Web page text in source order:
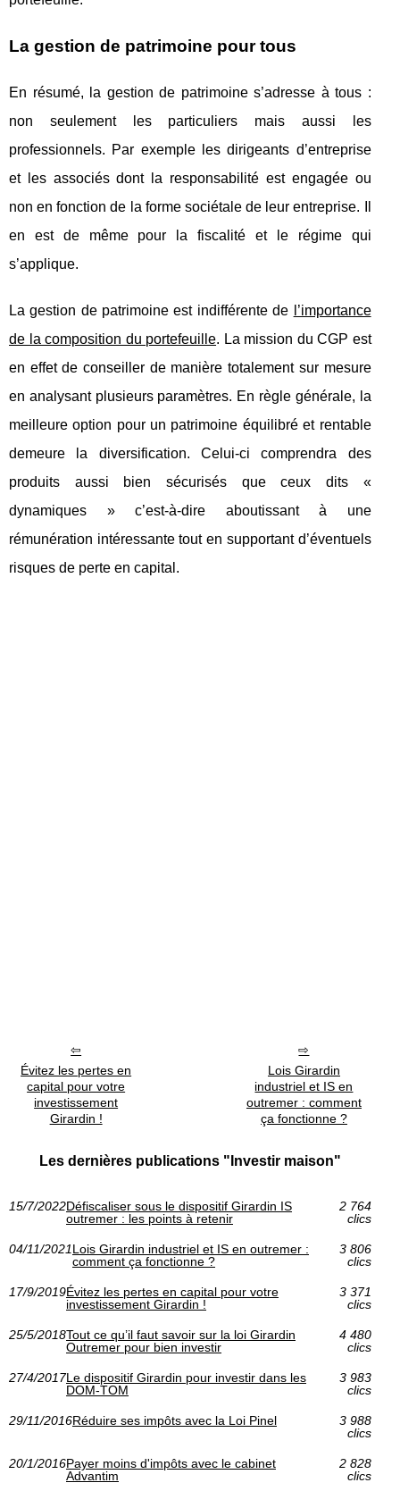
La gestion de patrimoine pour tous
En résumé, la gestion de patrimoine s’adresse à tous :
non seulement les particuliers mais aussi les
professionnels. Par exemple les dirigeants d’entreprise
et les associés dont la responsabilité est engagée ou
non en fonction de la forme sociétale de leur entreprise. Il
en est de même pour la fiscalité et le régime qui
s’applique.
La gestion de patrimoine est indifférente de
l’importance
de la composition du portefeuille. La mission du CGP est
en effet de conseiller de manière totalement sur mesure
en analysant plusieurs paramètres. En règle générale, la
meilleure option pour un patrimoine équilibré et rentable
demeure la diversification. Celui-ci comprendra des
produits aussi bien sécurisés que ceux dits «
dynamiques » c’est-à-dire aboutissant à une
rémunération intéressante tout en supportant d’éventuels
risques de perte en capital.
Évitez les pertes en
capital pour votre
investissement
Girardin !
Lois Girardin
industriel et IS en
outremer : comment
ça fonctionne ?
Les dernières publications "Investir maison"
15/7/2022Défiscaliser sous le dispositif Girardin IS
outremer : les points à retenir
2 764
clics
04/11/2021Lois Girardin industriel et IS en outremer :
comment ça fonctionne ?
3 806
clics
17/9/2019Évitez les pertes en capital pour votre
investissement Girardin !
3 371
clics
25/5/2018Tout ce qu’il faut savoir sur la loi Girardin
Outremer pour bien investir
4 480
clics
27/4/2017Le dispositif Girardin pour investir dans les
DOM-TOM
3 983
clics
29/11/2016Réduire ses impôts avec la Loi Pinel
3 988
clics
20/1/2016Payer moins d'impôts avec le cabinet
Advantim
2 828
clics